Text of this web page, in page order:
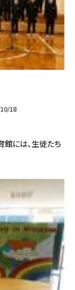
18
館には、生徒たち